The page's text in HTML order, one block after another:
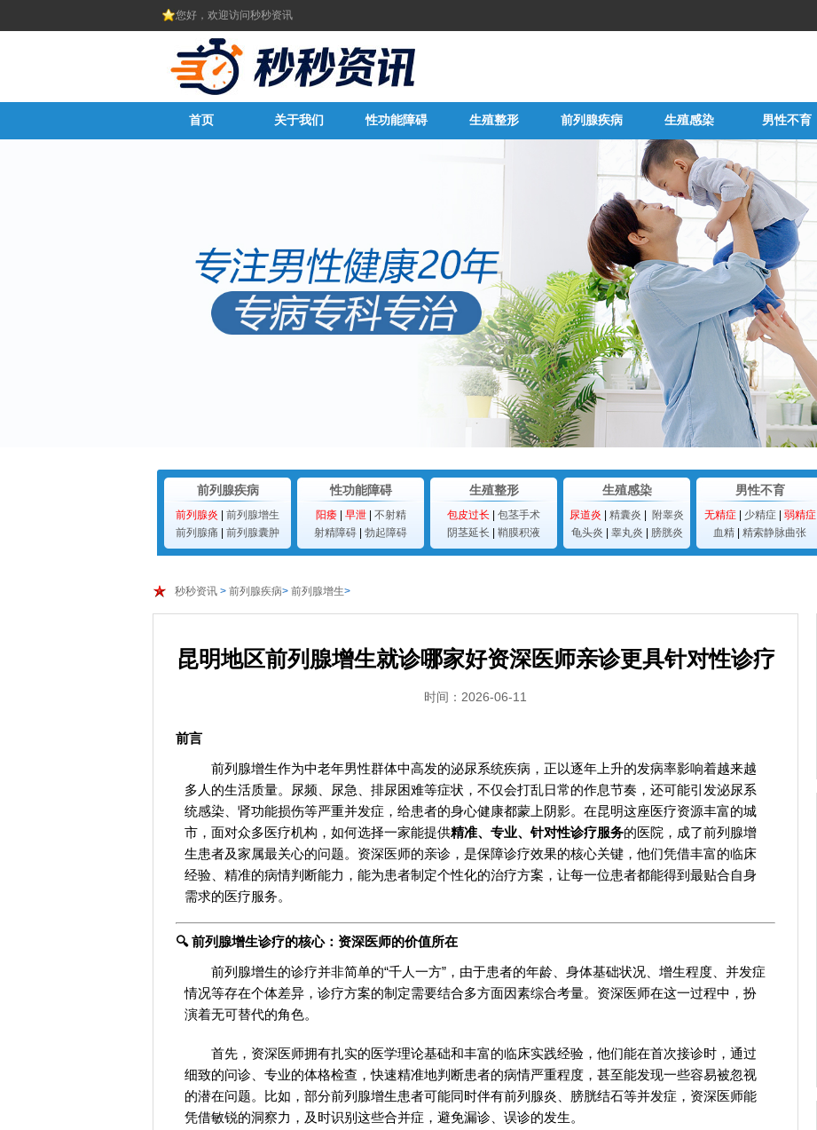
您好，欢迎访问秒秒资讯
首页 关于我们 性功能障碍 生殖整形 前列腺疾病 生殖感染 男性不育
前列腺疾病
前列腺炎 | 前列腺增生
前列腺痛 | 前列腺囊肿
性功能障碍
阳痿 | 早泄 | 不射精
射精障碍 | 勃起障碍
生殖整形
包皮过长 | 包茎手术
阴茎延长 | 鞘膜积液
生殖感染
尿道炎 | 精囊炎 | 附睾炎
龟头炎 | 睾丸炎 | 膀胱炎
男性不育
无精症 | 少精症 | 弱精症
血精 | 精索静脉曲张
秒秒资讯 > 前列腺疾病> 前列腺增生>
昆明地区前列腺增生就诊哪家好资深医师亲诊更具针对性诊疗
时间：2026-06-11
前言
前列腺增生作为中老年男性群体中高发的泌尿系统疾病，正以逐年上升的发病率影响着越来越
多人的生活质量。尿频、尿急、排尿困难等症状，不仅会打乱日常的作息节奏，还可能引发泌尿系
统感染、肾功能损伤等严重并发症，给患者的身心健康都蒙上阴影。在昆明这座医疗资源丰富的城
市，面对众多医疗机构，如何选择一家能提供精准、专业、针对性诊疗服务的医院，成了前列腺增
生患者及家属最关心的问题。资深医师的亲诊，是保障诊疗效果的核心关键，他们凭借丰富的临床
经验、精准的病情判断能力，能为患者制定个性化的治疗方案，让每一位患者都能得到最贴合自身
需求的医疗服务。
🔍 前列腺增生诊疗的核心：资深医师的价值所在
前列腺增生的诊疗并非简单的“千人一方”，由于患者的年龄、身体基础状况、增生程度、并发症
情况等存在个体差异，诊疗方案的制定需要结合多方面因素综合考量。资深医师在这一过程中，扮
演着无可替代的角色。
首先，资深医师拥有扎实的医学理论基础和丰富的临床实践经验，他们能在首次接诊时，通过
细致的问诊、专业的体格检查，快速精准地判断患者的病情严重程度，甚至能发现一些容易被忽视
的潜在问题。比如，部分前列腺增生患者可能同时伴有前列腺炎、膀胱结石等并发症，资深医师能
凭借敏锐的洞察力，及时识别这些合并症，避免漏诊、误诊的发生。